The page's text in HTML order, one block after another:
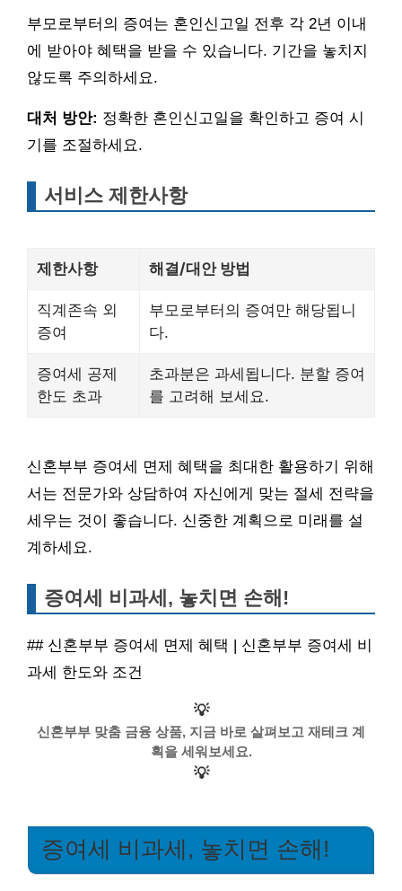
부모로부터의 증여는 혼인신고일 전후 각 2년 이내
에 받아야 혜택을 받을 수 있습니다. 기간을 놓치지
않도록 주의하세요.
대처 방안: 정확한 혼인신고일을 확인하고 증여 시
기를 조절하세요.
서비스 제한사항
제한사항 해결/대안 방법
직계존속 외
증여
부모로부터의 증여만 해당됩니
다.
증여세 공제
한도 초과
초과분은 과세됩니다. 분할 증여
를 고려해 보세요.
신혼부부 증여세 면제 혜택을 최대한 활용하기 위해
서는 전문가와 상담하여 자신에게 맞는 절세 전략을
세우는 것이 좋습니다. 신중한 계획으로 미래를 설
계하세요.
증여세 비과세, 놓치면 손해!
## 신혼부부 증여세 면제 혜택 | 신혼부부 증여세 비
과세 한도와 조건
💡
신혼부부 맞춤 금융 상품, 지금 바로 살펴보고 재테크 계
획을 세워보세요.
💡
증여세 비과세, 놓치면 손해!